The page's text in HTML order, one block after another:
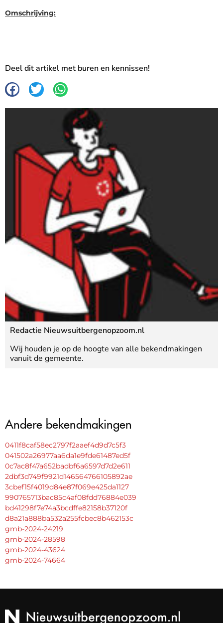
Omschrijving:
Deel dit artikel met buren en kennissen!
Redactie Nieuwsuitbergenopzoom.nl
Wij houden je op de hoogte van alle bekendmakingen
vanuit de gemeente.
Andere bekendmakingen
0411f8caf58ec2797f2aaef4d9d7c5f3
041502a26977aa6da1e9fde61487ed5f
0c7ac8f47a652badbf6a6597d7d2e611
2dbf3d749f9921d146564766105892ae
3cbef15f4019d84e87f069e425da1127
990765713bac85c4af08fdd76884e039
bd41298f7e74a3bcdffe82158b37120f
d8a21a888ba532a255fcbec8b462153c
gmb-2024-24219
gmb-2024-28598
gmb-2024-43624
gmb-2024-74664